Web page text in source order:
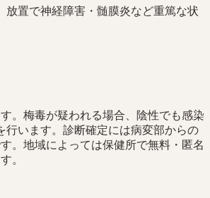
放置で神経障害・髄膜炎など重篤な状
。梅毒が疑われる場合、陰性でも感染
行います。診断確定には病変部からの
。地域によっては保健所で無料・匿名
。